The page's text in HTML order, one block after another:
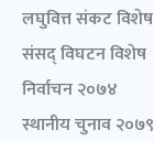
लघुवित्त संकट विशेष
संसद् विघटन विशेष
निर्वाचन २०७४
स्थानीय चुनाव २०७९